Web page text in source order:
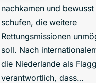
nachkamen und
schufen, die weitere
Rettungsmissionen
soll. Nach
die Niederlande als
verantwortlich, dass…